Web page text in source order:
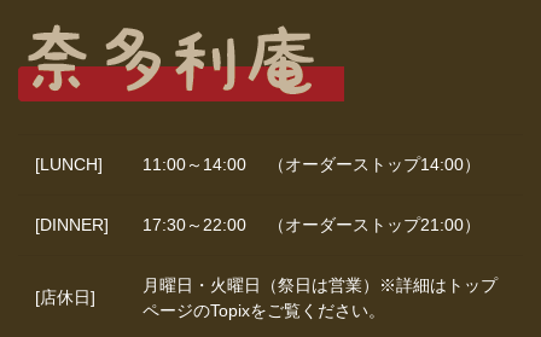
[LUNCH] 11:00～14:00 （オーダーストップ14:00）
[DINNER] 17:30～22:00 （オーダーストップ21:00）
[店休日]
月曜日・火曜日（祭日は営業）※詳細はトップ
ページのTopixをご覧ください。